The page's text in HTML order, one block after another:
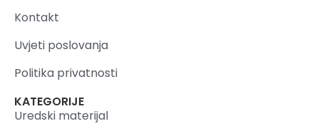
Kontakt
Uvjeti poslovanja
Politika privatnosti
KATEGORIJE
Uredski materijal